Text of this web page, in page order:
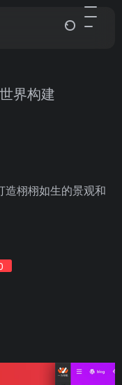
界构建
造栩栩如生的景观和